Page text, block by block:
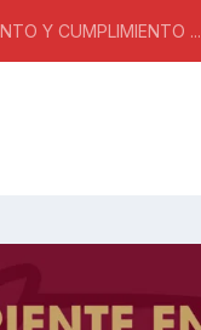
Y CUMPLIMIENTO ...